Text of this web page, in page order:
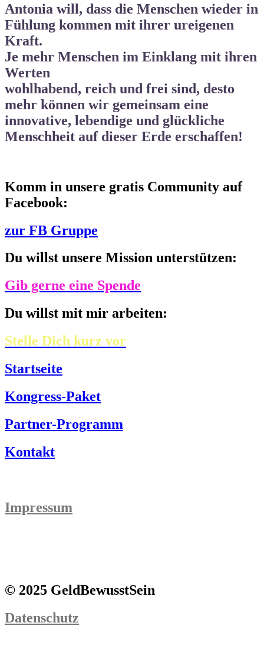
Antonia will, dass die Menschen wieder in
Fühlung kommen mit ihrer ureigenen
Kraft.
Je mehr Menschen im Einklang mit ihren
Werten
wohlhabend, reich und frei sind, desto
mehr können wir gemeinsam eine
innovative, lebendige und glückliche
Menschheit auf dieser Erde erschaffen!
Komm in unsere gratis Community auf
Facebook:
zur FB Gruppe
Du willst unsere Mission unterstützen:
Gib gerne eine Spende
Du willst mit mir arbeiten:
Stelle Dich kurz vor
Startseite
Kongress-Paket
Partner-Programm
Kontakt
Impressum
© 2025 GeldBewusstSein
Datenschutz